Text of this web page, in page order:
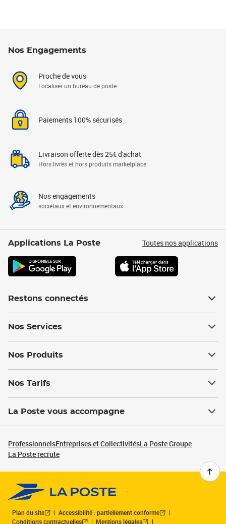
Nos Engagements
Proche de vous
Localiser un bureau de poste
Paiements 100% sécurisés
Livraison offerte dès 25€ d'achat
Hors livres et hors produits marketplace
Nos engagements
sociétaux et environnementaux
Applications La Poste Toutes nos applications
Restons connectés
Nos Services
Nos Produits
Nos Tarifs
La Poste vous accompagne
ProfessionnelsEntreprises et CollectivitésLa Poste Groupe
La Poste recrute
Plan du site
Accessibilité : partiellement conforme
Conditions contractuelles
Mentions légales